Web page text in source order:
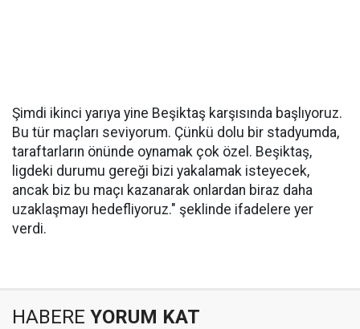
Şimdi ikinci yarıya yine Beşiktaş karşısında başlıyoruz.
Bu tür maçları seviyorum. Çünkü dolu bir stadyumda,
taraftarların önünde oynamak çok özel. Beşiktaş,
ligdeki durumu gereği bizi yakalamak isteyecek,
ancak biz bu maçı kazanarak onlardan biraz daha
uzaklaşmayı hedefliyoruz." şeklinde ifadelere yer
verdi.
HABERE YORUM KAT